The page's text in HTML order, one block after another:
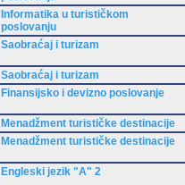
Informatika u turističkom
poslovanju
Saobraćaj i turizam
Saobraćaj i turizam
Finansijsko i devizno poslovanje
Menadžment turističke destinacije
Menadžment turističke destinacije
Engleski jezik "A" 2